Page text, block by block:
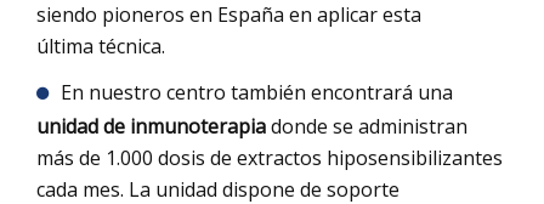
siendo pioneros en España en aplicar esta
última técnica.
En nuestro centro también encontrará una
unidad de inmunoterapiadonde se administran
más de 1.000 dosis de extractos hiposensibilizantes
cada mes. La unidad dispone de soporte